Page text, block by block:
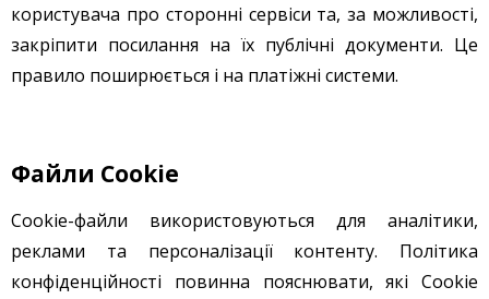
користувача про сторонні сервіси та, за можливості,
закріпити посилання на їх публічні документи. Це
правило поширюється і на платіжні системи.
Файли Cookie
Cookie-файли використовуються для аналітики,
реклами та персоналізації контенту. Політика
конфіденційності повинна пояснювати, які Cookie